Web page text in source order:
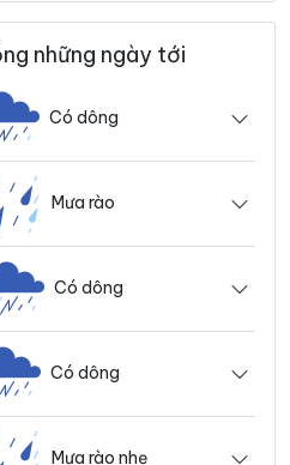
những ngày tới
Có dông
Mưa rào
Có dông
Có dông
Mưa rào nhẹ